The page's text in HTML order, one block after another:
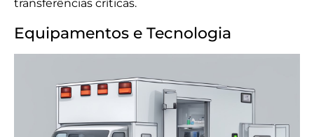
transferências críticas.
Equipamentos e Tecnologia